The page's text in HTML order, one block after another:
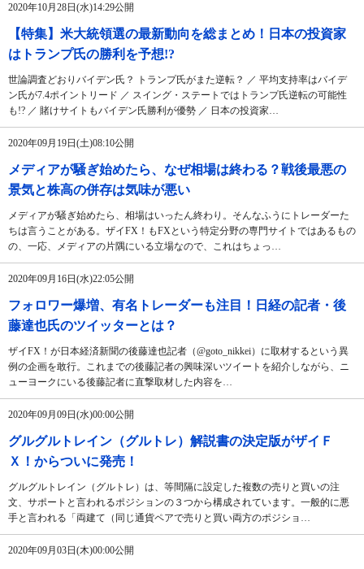
2020年10月28日(水)14:29公開
【特集】米大統領選の最新動向を総まとめ！日本の投資家
はトランプ氏の勝利を予想!?
世論調査どおりバイデン氏？ トランプ氏がまた逆転？ ／ 平均支持率はバイデ
ン氏が7.4ポイントリード ／ スイング・ステートではトランプ氏逆転の可能性
も!? ／ 賭けサイトもバイデン氏勝利が優勢 ／ 日本の投資家…
2020年09月19日(土)08:10公開
メディアが騒ぎ始めたら、なぜ相場は終わる？戦後最悪の
景気と株高の併存は気味が悪い
メディアが騒ぎ始めたら、相場はいったん終わり。そんなふうにトレーダーた
ちは言うことがある。ザイFX！もFXという特定分野の専門サイトではあるもの
の、一応、メディアの片隅にいる立場なので、これはちょっ…
2020年09月16日(水)22:05公開
フォロワー爆増、有名トレーダーも注目！日経の記者・後
藤達也氏のツイッターとは？
ザイFX！が日本経済新聞の後藤達也記者（@goto_nikkei）に取材するという異
例の企画を敢行。これまでの後藤記者の興味深いツイートを紹介しながら、ニ
ューヨークにいる後藤記者に直撃取材した内容を…
2020年09月09日(水)00:00公開
グルグルトレイン（グルトレ）解説書の決定版がザイＦ
Ｘ！からついに発売！
グルグルトレイン（グルトレ）は、等間隔に設定した複数の売りと買いの注
文、サポートと言われるポジションの３つから構成されています。一般的に悪
手と言われる「両建て（同じ通貨ペアで売りと買い両方のポジショ…
2020年09月03日(木)00:00公開